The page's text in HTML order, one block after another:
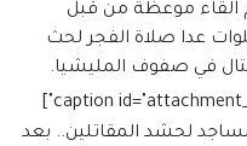
القاء موعظة من قبل
عدا صلاة الفجر لحث
في صفوف المليشيا.
لحشد المقاتلين.. بعد